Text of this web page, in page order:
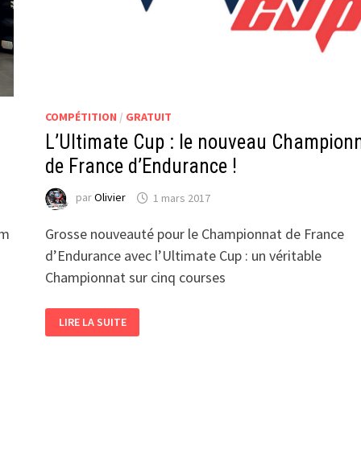
COMPÉTITION / GRATUIT
L’Ultimate Cup : le nouveau
de France d’Endurance !
parOlivier 1 mars 2017
Grosse nouveauté pour le Championnat de France
d’Endurance avec l’Ultimate Cup : un véritable
Championnat sur cinq courses
CUP
:
LIRE LA SUITE